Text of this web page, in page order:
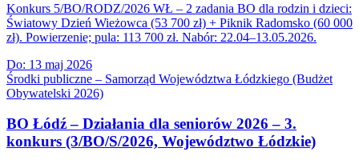
Konkurs 5/BO/RODZ/2026 WŁ – 2 zadania BO dla rodzin i dzieci:
Światowy Dzień Wieżowca (53 700 zł) + Piknik Radomsko (60 000
zł). Powierzenie; pula: 113 700 zł. Nabór: 22.04–13.05.2026.
Do: 13 maj 2026
Środki publiczne – Samorząd Województwa Łódzkiego (Budżet
Obywatelski 2026)
BO Łódź – Działania dla seniorów 2026 – 3.
konkurs (3/BO/S/2026, Województwo Łódzkie)